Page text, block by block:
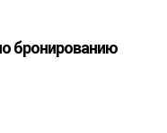
бронированию